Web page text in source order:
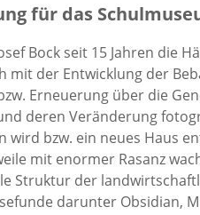
für das
Bock seit 15 Jahren die
mit der Entwicklung der
Erneuerung über die
deren Veränderung
bzw. ein neues Haus
mit enormer Rasanz
Struktur der
darunter Obsidian,